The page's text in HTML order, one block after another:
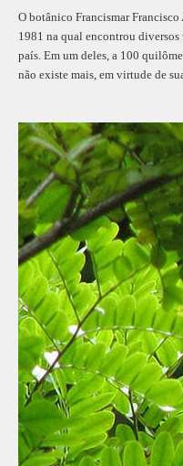
O botânico Francismar
1981 na qual encontrou
país. Em um deles, a 100
não existe mais, em virtude de